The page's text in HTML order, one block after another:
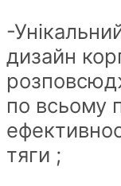
-
дизайн
по всьому
тяги ;